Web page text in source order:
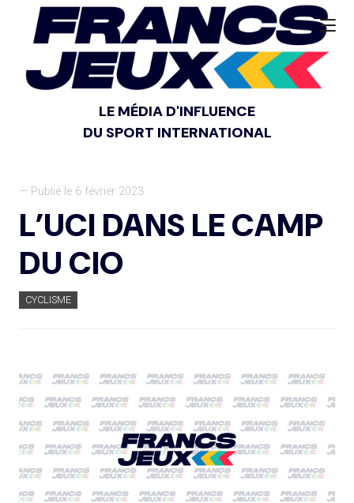
LE MÉDIA D'INFLUENCE
DU SPORT INTERNATIONAL
— Publié le 6 février 2023
L’UCI DANS LE CAMP
DU CIO
CYCLISME